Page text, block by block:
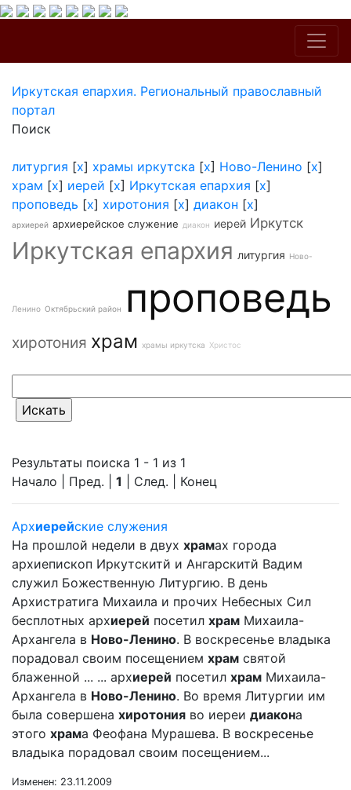
Иркутская епархия. Региональный православный
портал
Поиск
литургия [x] храмы иркутска [x] Ново-Ленино [x]
храм [x] иерей [x] Иркутская епархия [x]
проповедь [x] хиротония [x] диакон [x]
архиерей архиерейское служение диакон иерей Иркутск
Иркутская епархия литургия Ново-
Ленино Октябрьский район проповедь
хиротония храм храмы иркутска Христос
Результаты поиска 1 - 1 из 1
Начало | Пред. | 1 | След. | Конец
Архиерейские служения
На прошлой недели в двух храмах города
архиепископ Иркутскитй и Ангарскитй Вадим
служил Божественную Литургию. В день
Архистратига Михаила и прочих Небесных Сил
бесплотных архиерей посетил храм Михаила-
Архангела в Ново-Ленино. В воскресенье владыка
порадовал своим посещением храм святой
блаженной ... ... архиерей посетил храм Михаила-
Архангела в Ново-Ленино. Во время Литургии им
была совершена хиротония во иереи диакона
этого храма Феофана Мурашева. В воскресенье
владыка порадовал своим посещением...
Изменен: 23.11.2009